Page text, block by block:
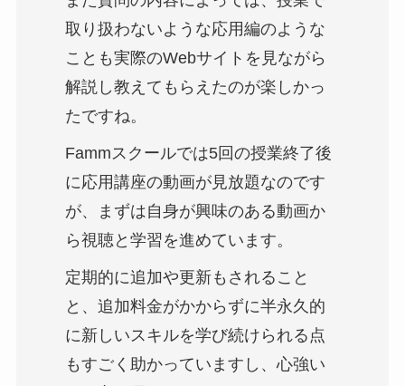
取り扱わないような応用編のような
ことも実際のWebサイトを見ながら
解説し教えてもらえたのが楽しかっ
たですね。
Fammスクールでは5回の授業終了後
に応用講座の動画が見放題なのです
が、まずは自身が興味のある動画か
ら視聴と学習を進めています。
定期的に追加や更新もされること
と、追加料金がかからずに半永久的
に新しいスキルを学び続けられる点
もすごく助かっていますし、心強い